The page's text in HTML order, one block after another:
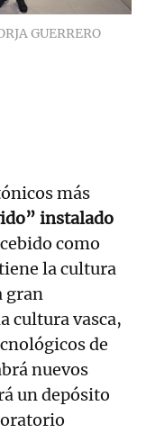
GUERRERO
más
instalado
como
la cultura
gran
cultura vasca,
de
nuevos
un depósito